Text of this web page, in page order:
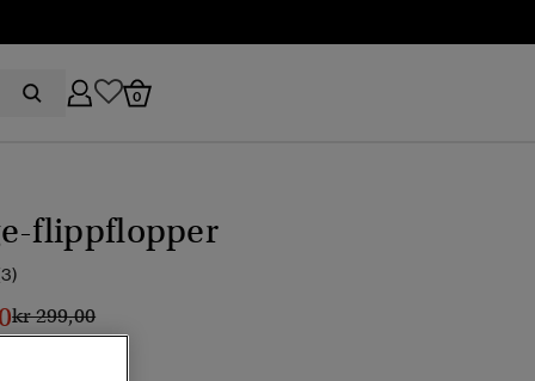
0
flippflopper
Pris nedsatt fra
kr 299,00til